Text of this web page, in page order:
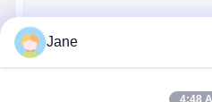
Jane
4:48